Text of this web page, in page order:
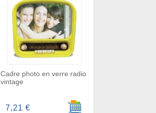
Cadre photo en verre radio
vintage
Ajouter au panier
7,21 €